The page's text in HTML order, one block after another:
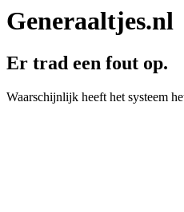
Generaaltjes.nl
Er trad een fout op.
Waarschijnlijk heeft het systeem